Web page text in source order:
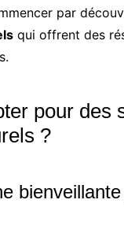
par
qui offrent des
pour des
?